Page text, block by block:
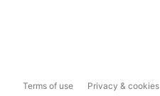
Terms of use Privacy & cookies